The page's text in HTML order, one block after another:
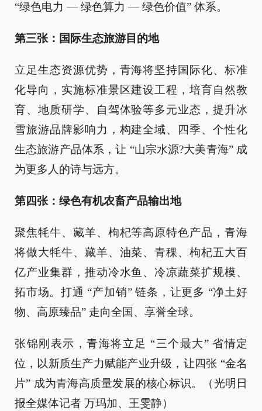
“绿色电力 — 绿色算力 — 绿色价值” 体系。
第三张：国际生态旅游目的地
立足生态资源优势，青海将坚持国际化、标准
化导向，实施标准景区建设工程，培育自然教
育、地质研学、自驾体验等多元业态，提升冰
雪旅游品牌影响力，构建全域、四季、个性化
生态旅游产品体系，让 “山宗水源?大美青海” 成
为更多人的诗与远方。
第四张：绿色有机农畜产品输出地
聚焦牦牛、藏羊、枸杞等高原特色产品，青海
将做大牦牛、藏羊、油菜、青稞、枸杞五大百
亿产业集群，推动冷水鱼、冷凉蔬菜扩规模、
拓市场。打通 “产加销” 链条，让更多 “净土好
物、高原臻品” 走向全国、享誉全球。
张锦刚表示，青海将立足 “三个最大” 省情定
位，以新质生产力赋能产业升级，让四张 “金名
片” 成为青海高质量发展的核心标识。（光明日
报全媒体记者 万玛加、王雯静）